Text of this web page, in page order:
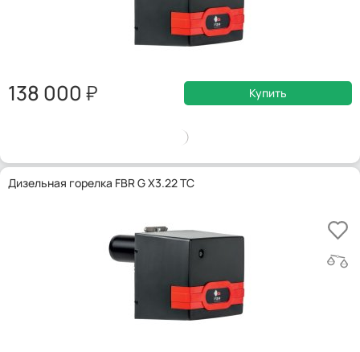
138 000 Купить
Дизельная горелка FBR G X3.22 TC